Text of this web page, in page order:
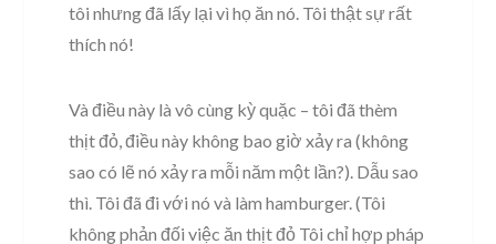
tôi nhưng đã lấy lại vì họ ăn nó. Tôi thật sự rất
thích nó!
Và điều này là vô cùng kỳ quặc – tôi đã thèm
thịt đỏ, điều này không bao giờ xảy ra (không
sao có lẽ nó xảy ra mỗi năm một lần?). Dẫu sao
thì. Tôi đã đi với nó và làm hamburger. (Tôi
không phản đối việc ăn thịt đỏ Tôi chỉ hợp pháp